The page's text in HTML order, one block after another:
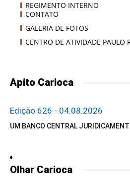
REGIMENTO INTERNO
CONTATO
GALERIA DE FOTOS
CENTRO DE ATIVIDADE PAULO
Apito Carioca
Edição 626 - 04.08.2026
UM BANCO CENTRAL
Olhar Carioca